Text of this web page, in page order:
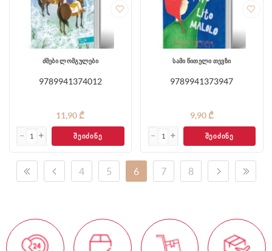
ძმები ლომგულები
9789941374012
11,90 ₾
ᲨᲔᲘᲫᲘᲜᲔ
სამი წითელი თევზი
9789941373947
9,90 ₾
ᲨᲔᲘᲫᲘᲜᲔ
4 5 6 7 8